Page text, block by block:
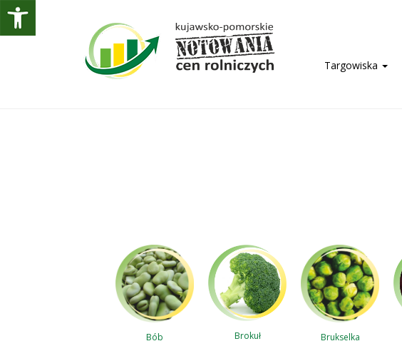
Targowiska
Bób Brokuł Brukselka